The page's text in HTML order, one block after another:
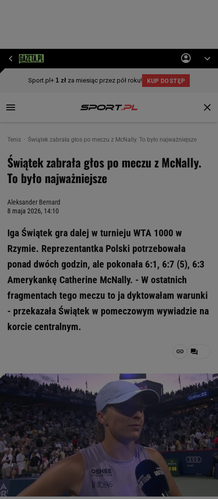
Tenis Świątek zabrała głos po meczu z McNally. To było najważniejsze
Świątek zabrała głos po meczu z McNally.
To było najważniejsze
Aleksander Bernard
8 maja 2026, 14:10
Iga Świątek gra dalej w turnieju WTA 1000 w
Rzymie. Reprezentantka Polski potrzebowała
ponad dwóch godzin, ale pokonała 6:1, 6:7 (5), 6:3
Amerykankę Catherine McNally. - W ostatnich
fragmentach tego meczu to ja dyktowałam warunki
- przekazała Świątek w pomeczowym wywiadzie na
korcie centralnym.